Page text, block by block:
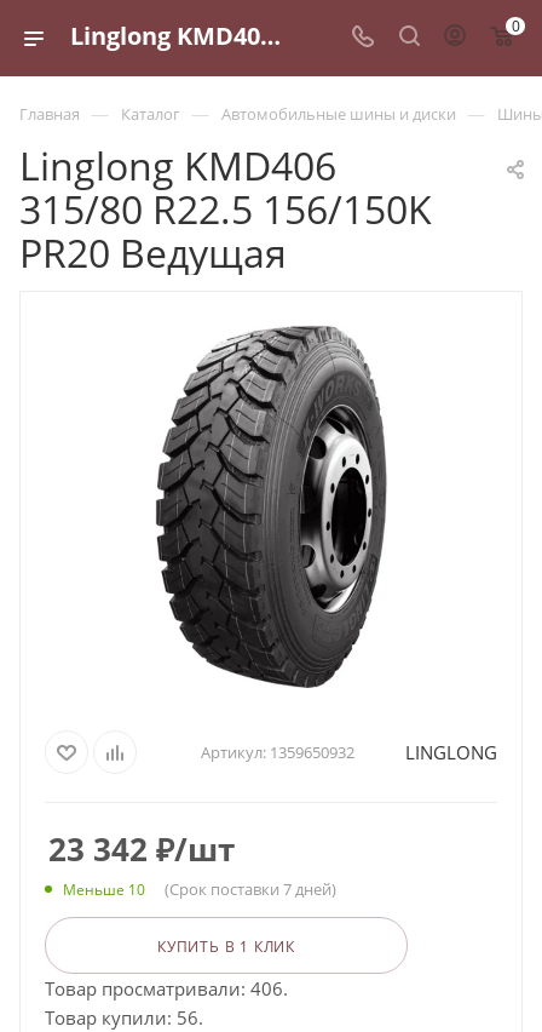
Linglong KMD406 315/80 R22.5 156/150K PR20 Ведущая - купить в Санкт-Петербурге по выгодной цене 0
Главная — Каталог — Автомобильные шины и диски — Шины
Linglong KMD406
315/80 R22.5 156/150K
PR20 Ведущая
Артикул: 1359650932 LINGLONG
23 342 ₽/шт
Меньше 10 (Срок поставки 7 дней)
КУПИТЬ В 1 КЛИК
Товар просматривали: 406.
Товар купили: 56.